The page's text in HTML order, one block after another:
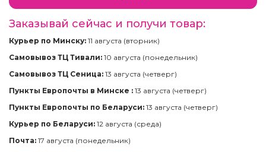
Заказывай сейчас и получи товар:
Курьер по Минску: 11 августа (вторник)
Самовывоз ТЦ Тивали: 10 августа (понедельник)
Самовывоз ТЦ Сеница: 13 августа (четверг)
Пункты Европочты в Минске : 13 августа (четверг)
Пункты Европочты по Беларуси: 13 августа (четверг)
Курьер по Беларуси: 12 августа (среда)
Почта: 17 августа (понедельник)